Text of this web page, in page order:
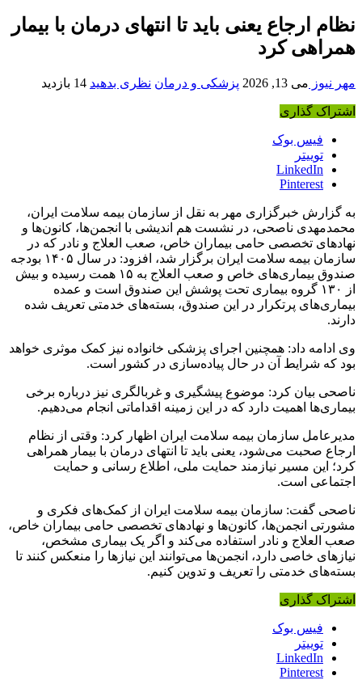
نظام ارجاع یعنی باید تا انتهای درمان با بیمار
همراهی کرد
مهر نیوز می 13, 2026 پزشکی و درمان نظری بدهید 14 بازدید
اشتراک گذاری
فیس بوک
توییتر
LinkedIn
Pinterest
به گزارش خبرگزاری مهر به نقل از سازمان بیمه سلامت ایران،
محمدمهدی ناصحی، در نشست هم اندیشی با انجمن‌ها، کانون‌ها و
نهادهای تخصصی حامی بیماران خاص، صعب العلاج و نادر که در
سازمان بیمه سلامت ایران برگزار شد، افزود: در سال ۱۴۰۵ بودجه
صندوق بیماری‌های خاص و صعب العلاج به ۱۵ همت رسیده و بیش
از ۱۳۰ گروه بیماری تحت پوشش این صندوق است و عمده
بیماری‌های پرتکرار در این صندوق، بسته‌های خدمتی تعریف شده
دارند.
وی ادامه داد: همچنین اجرای پزشکی خانواده نیز کمک موثری خواهد
بود که شرایط آن در حال پیاده‌سازی در کشور است.
ناصحی بیان کرد: موضوع پیشگیری و غربالگری نیز درباره برخی
بیماری‌ها اهمیت دارد که در این زمینه اقداماتی انجام می‌دهیم.
مدیرعامل سازمان بیمه سلامت ایران اظهار کرد: وقتی از نظام
ارجاع صحبت می‌شود، یعنی باید تا انتهای درمان با بیمار همراهی
کرد؛ این مسیر نیازمند حمایت ملی، اطلاع رسانی و حمایت
اجتماعی است.
ناصحی گفت: سازمان بیمه سلامت ایران از کمک‌های فکری و
مشورتی انجمن‌ها، کانون‌ها و نهادهای تخصصی حامی بیماران خاص،
صعب العلاج و نادر استفاده می‌کند و اگر یک بیماری مشخص،
نیازهای خاصی دارد، انجمن‌ها می‌توانند این نیازها را منعکس کنند تا
بسته‌های خدمتی را تعریف و تدوین کنیم.
اشتراک گذاری
فیس بوک
توییتر
LinkedIn
Pinterest